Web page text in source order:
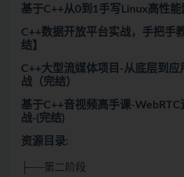
基于C++从0到1手写Linux高性
C++数据开放平台实战，手把手
结】
C++大型流媒体项目-从底层到
战（完结）
基于C++音视频高手课-
战-(完结)
资源目录:
├──第二阶段